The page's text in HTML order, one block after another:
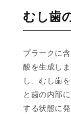
むし歯
プラークに
酸を生成し
し、むし歯
と歯の内部
する状態に発